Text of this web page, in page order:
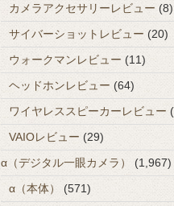
カメラアクセサリーレビュー (8)
サイバーショットレビュー (20)
ウォークマンレビュー (11)
ヘッドホンレビュー (64)
ワイヤレススピーカーレビュー
VAIOレビュー (29)
α（デジタル一眼カメラ）
(1,967)
α（本体）
(571)